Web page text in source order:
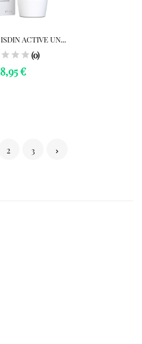
ACTIVE UN...
(0)
€
2 3